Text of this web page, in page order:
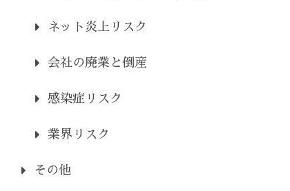
ネット炎上リスク
会社の廃業と倒産
感染症リスク
業界リスク
その他